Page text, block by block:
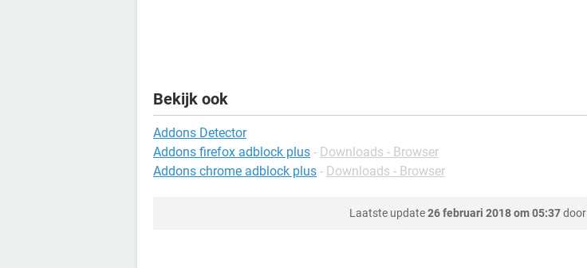
Bekijk ook
Addons Detector
Addons firefox adblock plus - Downloads - Browser
Addons chrome adblock plus - Downloads - Browser
Laatste update26 februari 2018 om 05:37door